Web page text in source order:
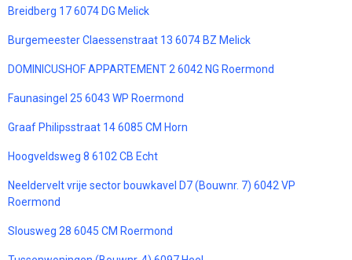
Breidberg 17 6074 DG Melick
Burgemeester Claessenstraat 13 6074 BZ Melick
DOMINICUSHOF APPARTEMENT 2 6042 NG Roermond
Faunasingel 25 6043 WP Roermond
Graaf Philipsstraat 14 6085 CM Horn
Hoogveldsweg 8 6102 CB Echt
Neeldervelt vrije sector bouwkavel D7 (Bouwnr. 7) 6042 VP
Roermond
Slousweg 28 6045 CM Roermond